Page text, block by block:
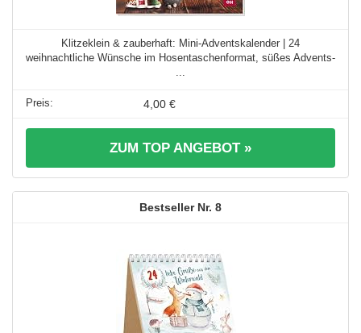
Klitzeklein & zauberhaft: Mini-Adventskalender | 24
weihnachtliche Wünsche im Hosentaschenformat, süßes Advents-
4,00 €
ZUM TOP ANGEBOT »
8